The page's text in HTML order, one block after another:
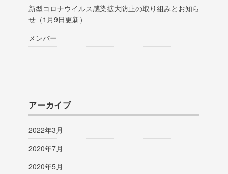
新型コロナウイルス感染拡大防止の取り組みとお知ら
せ（1月9日更新）
メンバー
アーカイブ
2022年3月
2020年7月
2020年5月